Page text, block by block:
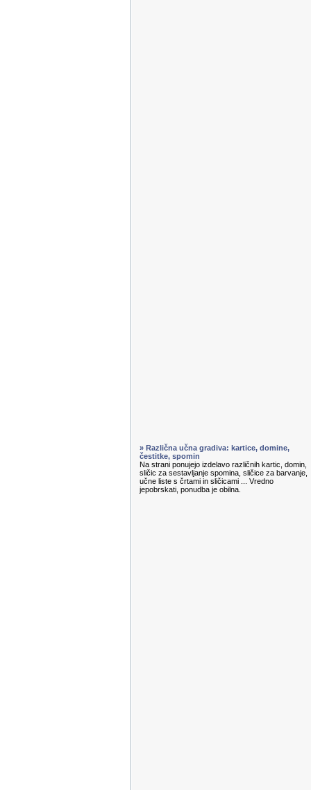
» Različna učna gradiva: kartice, domine,
čestitke, spomin
Na strani ponujejo izdelavo različnih kartic, domin,
sličic za sestavljanje spomina, sličice za barvanje,
učne liste s črtami in sličicami ... Vredno
jepobrskati, ponudba je obilna.